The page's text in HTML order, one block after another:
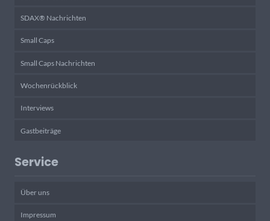
SDAX® Nachrichten
Small Caps
Small Caps Nachrichten
Wochenrückblick
Interviews
Gastbeiträge
Service
Über uns
Impressum